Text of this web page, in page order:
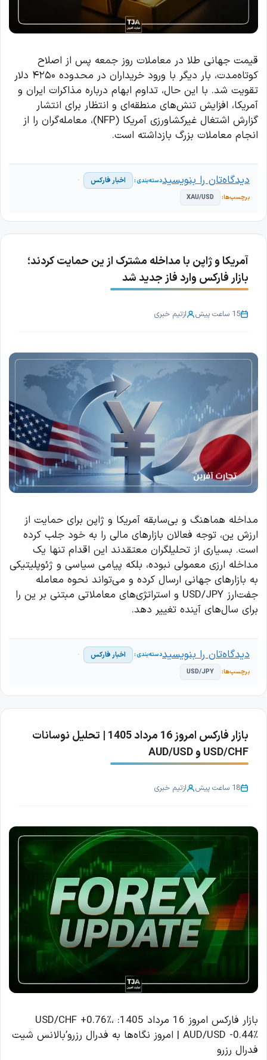
قیمت جهانی طلا در معاملات روز جمعه پس از اصلاح
کوتاه‌مدت، بار دیگر با ورود خریداران در محدوده ۴۲۵۰ دلار
تقویت شد. با این حال، تداوم ابهام درباره مذاکرات ایران و
آمریکا، افزایش تنش‌های منطقه‌ای و انتظار برای انتشار
گزارش اشتغال غیرکشاورزی آمریکا (NFP)، معامله‌گران را از
انجام معاملات بزرگ بازداشته است.
اخبار فارکس
XAU/USD
دیدگاه‌تان را بنویسید
آمریکا و ژاپن با مداخله مشترک از ین حمایت کردند؛
بازار فارکس وارد فاز جدید شد
15 ساعت پیش ازتیم خبری
مداخله هماهنگ و بی‌سابقه آمریکا و ژاپن برای حمایت از
ارزش ین، توجه فعالان بازارهای مالی را به خود جلب کرده
است. بسیاری از تحلیلگران معتقدند این اقدام تنها یک
مداخله ارزی معمولی نبوده، بلکه پیامی سیاسی و ژئوپلیتیکی
به بازارهای جهانی ارسال کرده و می‌تواند نحوه معامله
جفت‌ارز USD/JPY و استراتژی‌های معاملاتی مبتنی بر ین را
برای سال‌های آینده تغییر دهد.
اخبار فارکس
USD/JPY
دیدگاه‌تان را بنویسید
بازار فارکس امروز 16 مرداد 1405 | تحلیل نوسانات
USD/CHF و AUD/USD
18 ساعت پیش ازتیم خبری
بازار فارکس امروز 16 مرداد 1405: USD/CHF +0.76٪،
AUD/USD -0.44٪ | امروز نگاه‌ها به فدرال رزرو’بالانس شیت
فدرال رزرو